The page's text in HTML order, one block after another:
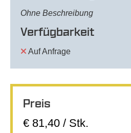
Ohne Beschreibung
Verfügbarkeit
Auf Anfrage
Preis
€ 81,40 / Stk.